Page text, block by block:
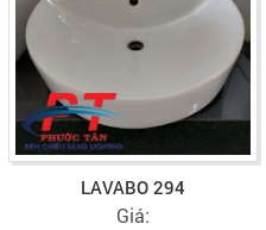
LAVABO 294
Giá: